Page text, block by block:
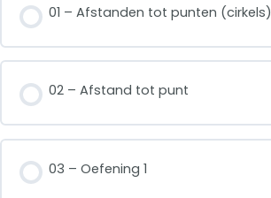
01 – Afstanden tot punten (cirkels)
02 – Afstand tot punt
03 – Oefening 1